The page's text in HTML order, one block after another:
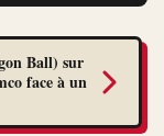
Ball) sur
face à un